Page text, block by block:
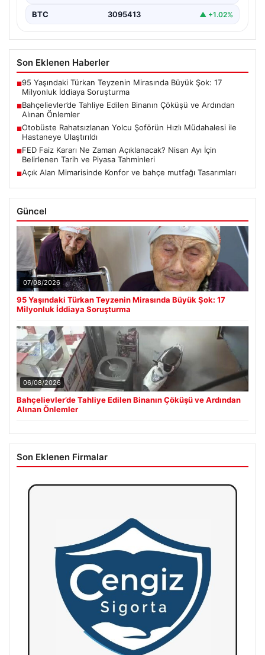
BTC 3095413 ▲ +1.02%
Son Eklenen Haberler
■95 Yaşındaki Türkan Teyzenin Mirasında Büyük Şok: 17
Milyonluk İddiaya Soruşturma
■Bahçelievler’de Tahliye Edilen Binanın Çöküşü ve Ardından
Alınan Önlemler
■Otobüste Rahatsızlanan Yolcu Şoförün Hızlı Müdahalesi ile
Hastaneye Ulaştırıldı
■FED Faiz Kararı Ne Zaman Açıklanacak? Nisan Ayı İçin
Belirlenen Tarih ve Piyasa Tahminleri
■Açık Alan Mimarisinde Konfor ve bahçe mutfağı Tasarımları
Güncel
07/08/2026
95 Yaşındaki Türkan Teyzenin Mirasında Büyük Şok: 17
Milyonluk İddiaya Soruşturma
06/08/2026
Bahçelievler’de Tahliye Edilen Binanın Çöküşü ve Ardından
Alınan Önlemler
Son Eklenen Firmalar